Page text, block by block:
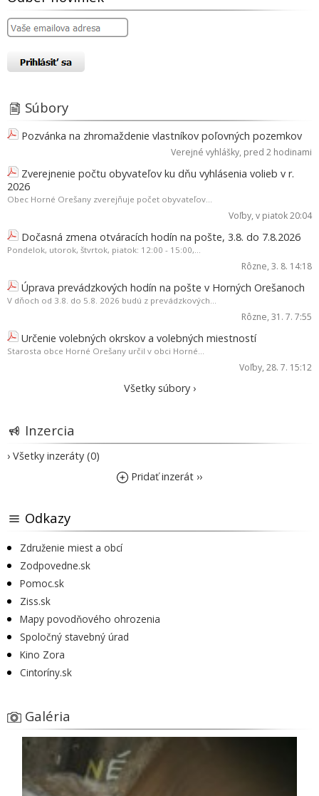
Súbory
Pozvánka na zhromaždenie vlastníkov poľovných pozemkov
Verejné vyhlášky, pred 2 hodinami
Zverejnenie počtu obyvateľov ku dňu vyhlásenia volieb v r.
2026
Obec Horné Orešany zverejňuje počet obyvateľov...
Voľby, v piatok 20:04
Dočasná zmena otváracích hodín na pošte, 3.8. do 7.8.2026
Pondelok, utorok, štvrtok, piatok: 12:00 - 15:00,...
Rôzne, 3. 8. 14:18
Úprava prevádzkových hodín na pošte v Horných Orešanoch
V dňoch od 3.8. do 5.8. 2026 budú z prevádzkových...
Rôzne, 31. 7. 7:55
Určenie volebných okrskov a volebných miestností
Starosta obce Horné Orešany určil v obci Horné...
Voľby, 28. 7. 15:12
Všetky súbory ›
Inzercia
› Všetky inzeráty (0)
Pridať inzerát ››
Odkazy
Združenie miest a obcí
Zodpovedne.sk
Pomoc.sk
Ziss.sk
Mapy povodňového ohrozenia
Spoločný stavebný úrad
Kino Zora
Cintoríny.sk
Galéria